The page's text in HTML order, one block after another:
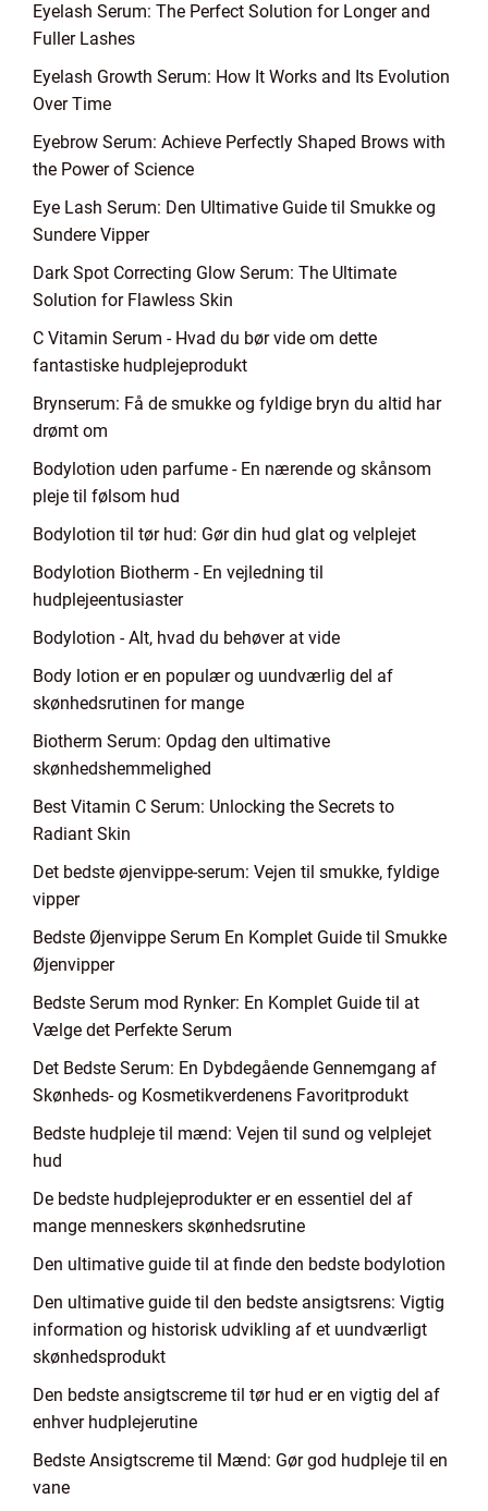
Eyelash Serum: The Perfect Solution for Longer and
Fuller Lashes
Eyelash Growth Serum: How It Works and Its Evolution
Over Time
Eyebrow Serum: Achieve Perfectly Shaped Brows with
the Power of Science
Eye Lash Serum: Den Ultimative Guide til Smukke og
Sundere Vipper
Dark Spot Correcting Glow Serum: The Ultimate
Solution for Flawless Skin
C Vitamin Serum - Hvad du bør vide om dette
fantastiske hudplejeprodukt
Brynserum: Få de smukke og fyldige bryn du altid har
drømt om
Bodylotion uden parfume - En nærende og skånsom
pleje til følsom hud
Bodylotion til tør hud: Gør din hud glat og velplejet
Bodylotion Biotherm - En vejledning til
hudplejeentusiaster
Bodylotion - Alt, hvad du behøver at vide
Body lotion er en populær og uundværlig del af
skønhedsrutinen for mange
Biotherm Serum: Opdag den ultimative
skønhedshemmelighed
Best Vitamin C Serum: Unlocking the Secrets to
Radiant Skin
Det bedste øjenvippe-serum: Vejen til smukke, fyldige
vipper
Bedste Øjenvippe Serum En Komplet Guide til Smukke
Øjenvipper
Bedste Serum mod Rynker: En Komplet Guide til at
Vælge det Perfekte Serum
Det Bedste Serum: En Dybdegående Gennemgang af
Skønheds- og Kosmetikverdenens Favoritprodukt
Bedste hudpleje til mænd: Vejen til sund og velplejet
hud
De bedste hudplejeprodukter er en essentiel del af
mange menneskers skønhedsrutine
Den ultimative guide til at finde den bedste bodylotion
Den ultimative guide til den bedste ansigtsrens: Vigtig
information og historisk udvikling af et uundværligt
skønhedsprodukt
Den bedste ansigtscreme til tør hud er en vigtig del af
enhver hudplejerutine
Bedste Ansigtscreme til Mænd: Gør god hudpleje til en
vane